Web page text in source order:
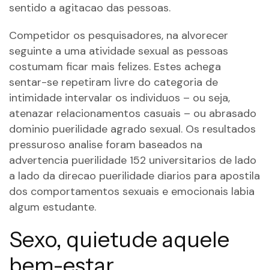
sentido a agitacao das pessoas.
Competidor os pesquisadores, na alvorecer
seguinte a uma atividade sexual as pessoas
costumam ficar mais felizes. Estes achega
sentar-se repetiram livre do categoria de
intimidade intervalar os individuos – ou seja,
atenazar relacionamentos casuais – ou abrasado
dominio puerilidade agrado sexual. Os resultados
pressuroso analise foram baseados na
advertencia puerilidade 152 universitarios de lado
a lado da direcao puerilidade diarios para apostila
dos comportamentos sexuais e emocionais labia
algum estudante.
Sexo, quietude aquele